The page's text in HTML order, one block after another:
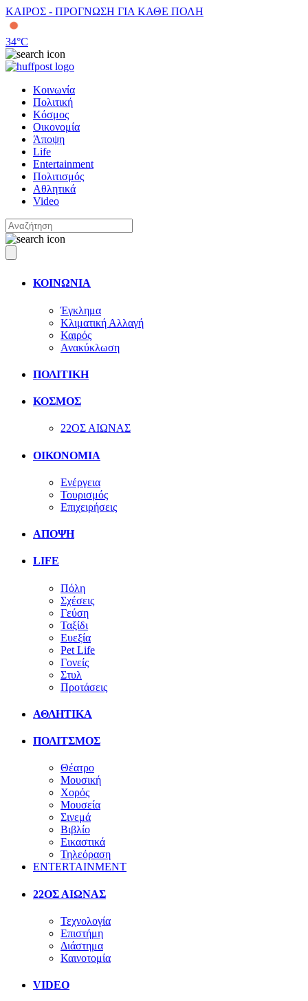
ΚΑΙΡΟΣ - ΠΡΟΓΝΩΣΗ ΓΙΑ ΚΑΘΕ ΠΟΛΗ
34°C
Κοινωνία
Πολιτική
Κόσμος
Οικονομία
Άποψη
Life
Entertainment
Πολιτισμός
Αθλητικά
Video
ΚΟΙΝΩΝΙΑ
Έγκλημα
Κλιματική Αλλαγή
Καιρός
Ανακύκλωση
ΠΟΛΙΤΙΚΗ
ΚΟΣΜΟΣ
22ΟΣ ΑΙΩΝΑΣ
ΟΙΚΟΝΟΜΙΑ
Ενέργεια
Τουρισμός
Επιχειρήσεις
ΑΠΟΨΗ
LIFE
Πόλη
Σχέσεις
Γεύση
Ταξίδι
Ευεξία
Pet Life
Γονείς
Στυλ
Προτάσεις
ΑΘΛΗΤΙΚΑ
ΠΟΛΙΤΣΜΟΣ
Θέατρο
Μουσική
Χορός
Μουσεία
Σινεμά
Βιβλίο
Εικαστικά
Τηλεόραση
ENTERTAINMENT
22ΟΣ ΑΙΩΝΑΣ
Τεχνολογία
Επιστήμη
Διάστημα
Καινοτομία
VIDEO